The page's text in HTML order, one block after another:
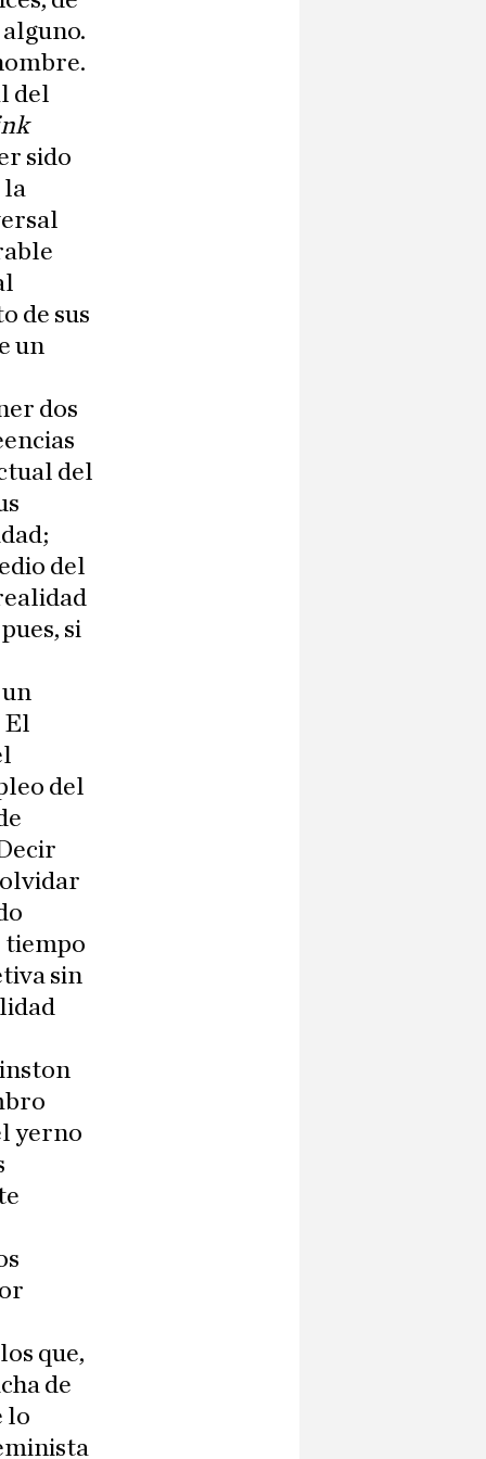
del
sido
la
de sus
un
dos
del
del
si
El
del
olvidar
tiempo
sin
yerno
que,
de
lo